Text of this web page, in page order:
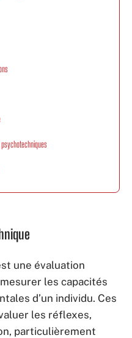
une évaluation
les capacités
d’un individu. Ces
les réflexes,
particulièrement